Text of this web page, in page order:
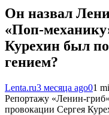
Он назвал
«Поп-
Курехин был
гением?
Lenta.ru3 месяца ago01
Репортажу «Ленин-
провокации Сергея